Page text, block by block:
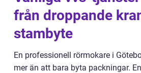
från droppande
stambyte
En professionell rörmokare i
mer än att bara byta packningar.